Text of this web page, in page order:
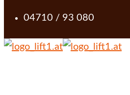
04710 / 93 080